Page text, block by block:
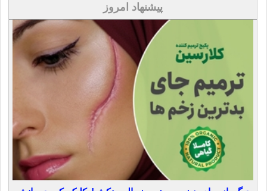
پیشنهاد امروز